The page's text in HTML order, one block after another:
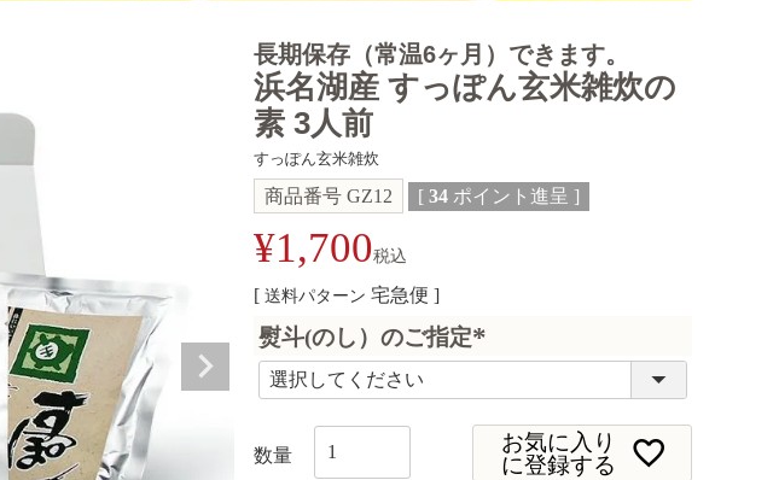
長期保存（常温6ヶ月）できます。
浜名湖産 すっぽん玄米雑炊の
素 3人前
すっぽん玄米雑炊
商品番号 GZ12 [ 34 ポイント進呈 ]
¥1,700税込
送料パターン 宅急便
熨斗(のし）のご指定
(
必
須
お気に入り
に登録する